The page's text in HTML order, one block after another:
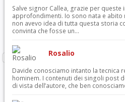
Salve signor Callea, grazie per queste
approfondimenti. Io sono nata e abito
non avevo idea di tutta questa storia
convinta che fosse un...
Rosalio
Davide conosciamo intanto la tecnica
hominem. I contenuti dei singoli post
di vista dell’autore, che ben